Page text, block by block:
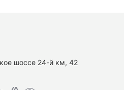
шоссе 24-й км, 42